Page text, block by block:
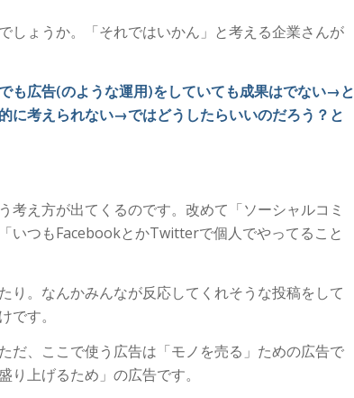
しょうか。「それではいかん」と考える企業さんが
も広告(のような運用)をしていても成果はでない→と
に考えられない→ではどうしたらいいのだろう？と
考え方が出てくるのです。改めて「ソーシャルコミ
いつもFacebookとかTwitterで個人でやってること
り。なんかみんなが反応してくれそうな投稿をして
です。
だ、ここで使う広告は「モノを売る」ための広告で
上げるため」の広告です。